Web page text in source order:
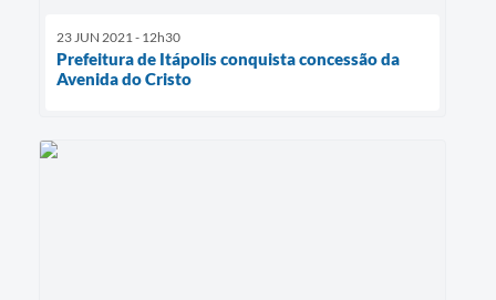
23 JUN 2021 - 12h30
Prefeitura de Itápolis conquista concessão da
Avenida do Cristo